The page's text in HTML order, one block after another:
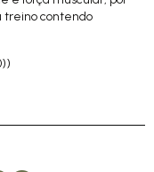
treino contendo